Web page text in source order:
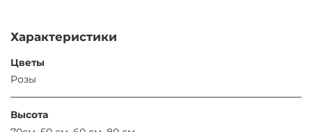
Характеристики
Цветы
Розы
Высота